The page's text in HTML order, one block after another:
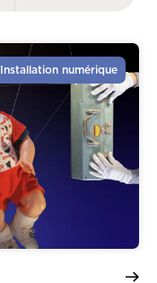
Installation numérique